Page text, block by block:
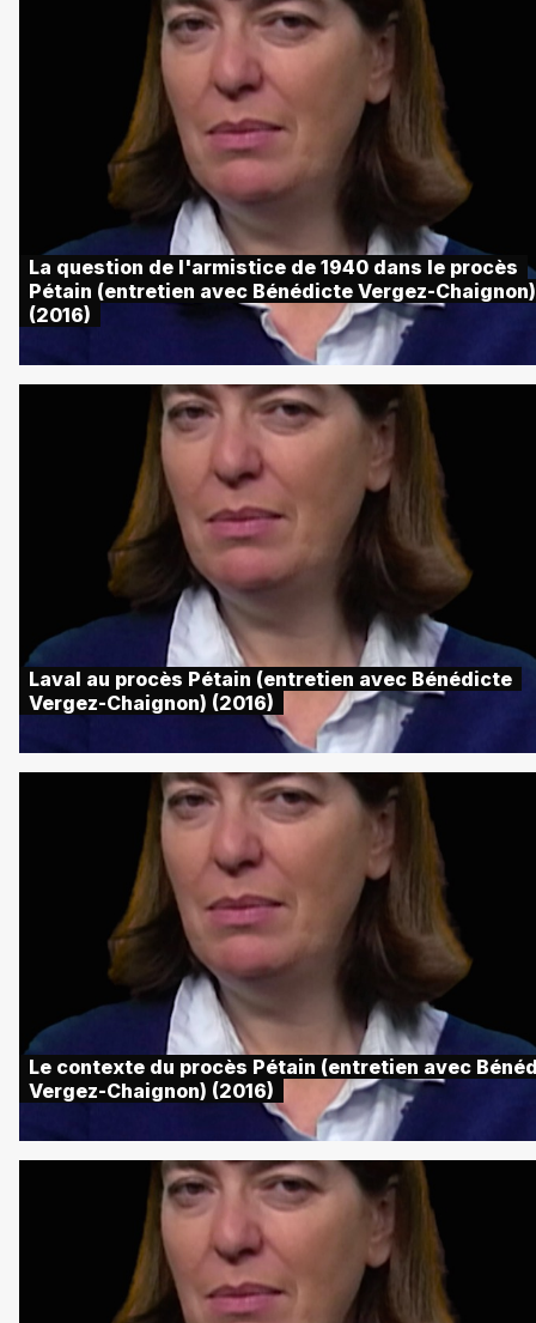
La question de l'armistice de 1940 dans le procès
Pétain (entretien avec Bénédicte Vergez-Chaignon)
(2016)
Laval au procès Pétain (entretien avec Bénédicte
Vergez-Chaignon) (2016)
Le contexte du procès Pétain (entretien avec
Vergez-Chaignon) (2016)